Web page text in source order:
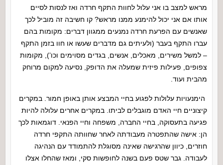
מראש למצב בו אני עלול לחוות התקף חרדה ואז לנסות לסיים
אותו אם אני יכול להימנע ממנו מראש? קו חשיבה זה מוביל לכך
שאנשים עם הפרעת חרדה נמנעים ממגוון דברים: מקומות בהם
עברו התקף בעבר (ולעיתים גם מדברים שעשו או חוו בזמן התקף
– למשל משירים, מאכלים, אנשים, בגדים מסוימים וכו’), מקומות
צפופים, פעילות פיזית שמעלה את הדופק, נסיעה למקום מרוחק
מהבית ועוד.
הימנעויות עלולות לפגוע בחיי המבצע אותן באופן חמור. במקרים
קיצוניים חיי האדם מוגבלים לביתו. במקרים אחרים עלולה להיות
פגיעה בתעסוקה, בחיי החברה, משפחה וחיי הפנאי. דוגמאות לכך
הן: אישה שהתפטרה מעבודתה לאחר שחוותה התקפי חרדה
חוזרים, כיוון שהרגישה שאינה מסוגלת להתמודד עם הנהיגה
לעבודה. גבר שטס פעם בשנה לחופשות סקי, ומאז שהחלו אצלו